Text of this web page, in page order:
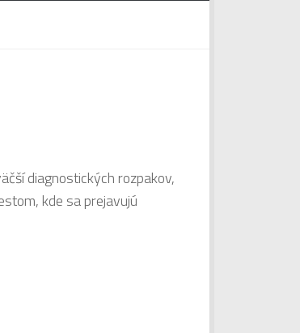
diagnostických rozpakov,
kde sa prejavujú